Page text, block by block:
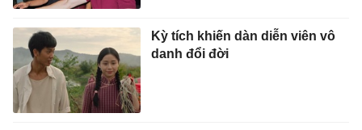
Kỳ tích khiến dàn diễn viên vô
danh đổi đời